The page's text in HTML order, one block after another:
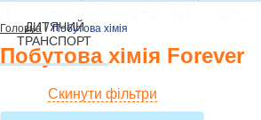
ДИТЯЧИЙ
ТРАНСПОРТ
Головна/Побутова хімія
Побутова хімія Forever
Скинути фільтри